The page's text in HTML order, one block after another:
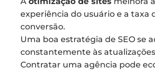
experiência do usuário e a taxa
conversão.
Uma boa estratégia de SEO se
constantemente às
Contratar uma agência pode